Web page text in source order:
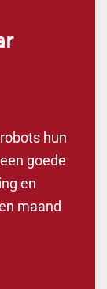
hun
goede
en
maand